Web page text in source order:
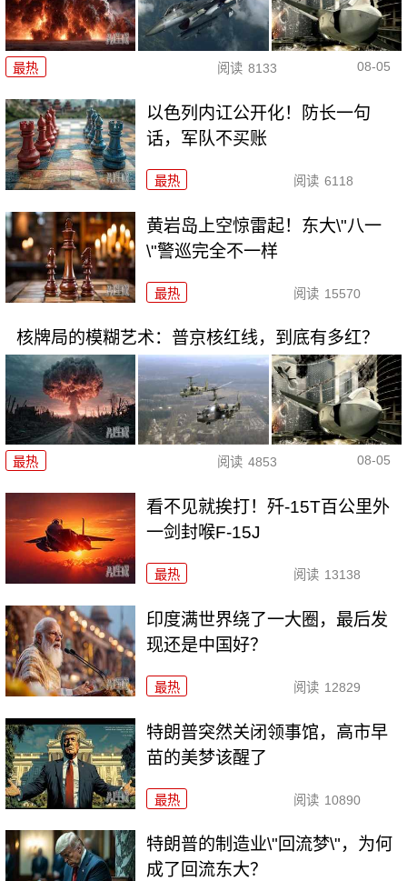
最热 阅读 8133 08-05
以色列内讧公开化！防长一句
话，军队不买账
最热 阅读 6118
黄岩岛上空惊雷起！东大\"八一
\"警巡完全不一样
最热 阅读 15570
核牌局的模糊艺术：普京核红线，到底有多红？
最热 阅读 4853 08-05
看不见就挨打！歼-15T百公里外
一剑封喉F-15J
最热 阅读 13138
印度满世界绕了一大圈，最后发
现还是中国好？
最热 阅读 12829
特朗普突然关闭领事馆，高市早
苗的美梦该醒了
最热 阅读 10890
特朗普的制造业\"回流梦\"，为何
成了回流东大？